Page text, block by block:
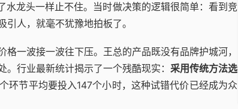
龙头一样止不住。当时做决策的逻辑很简单：看到竞
人，就毫不犹豫地拍板了。
一波接一波往下压。王总的产品既没有品牌护城河，
行业最新统计揭示了一个残酷现实： 采用传统方法选
环节平均要投入147个小时，这种试错代价已经成为众